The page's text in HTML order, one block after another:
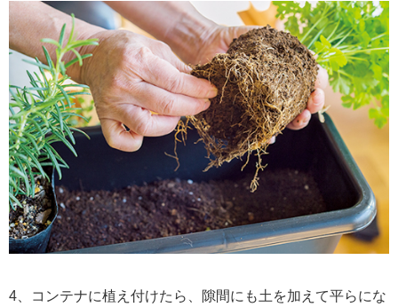
4、コンテナに植え付けたら、隙間にも土を加えて平らにな